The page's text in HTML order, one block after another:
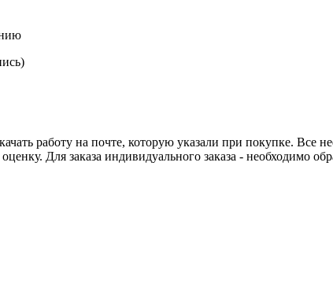
работу на почте, которую указали при покупке. Все
Для заказа индивидуального заказа - необходимо